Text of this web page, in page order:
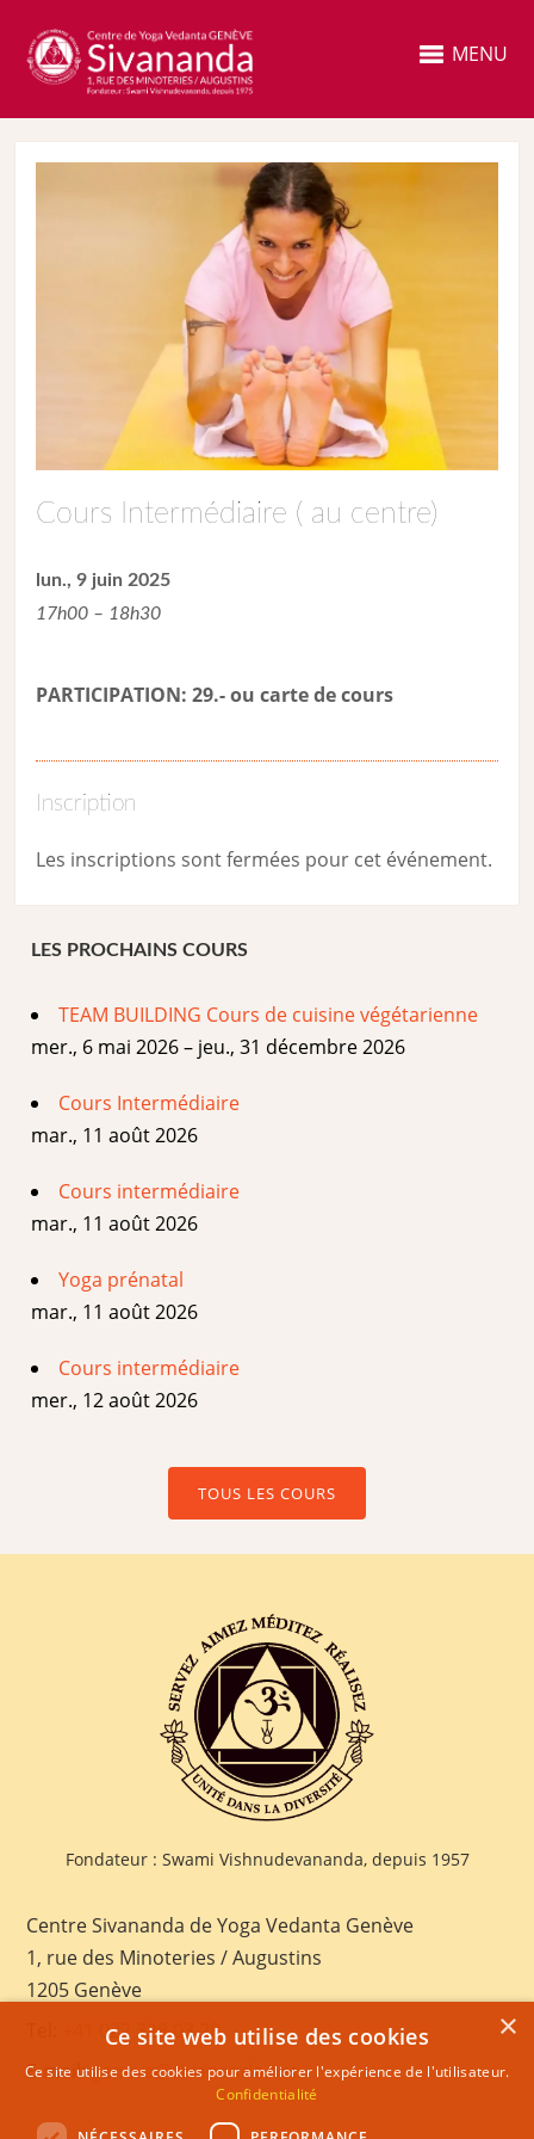
MENU
Cours Intermédiaire ( au centre)
lun., 9 juin 2025
17h00 – 18h30
PARTICIPATION: 29.- ou carte de cours
Inscription
Les inscriptions sont fermées pour cet événement.
LES PROCHAINS COURS
TEAM BUILDING Cours de cuisine végétarienne
mer., 6 mai 2026 – jeu., 31 décembre 2026
Cours Intermédiaire
mar., 11 août 2026
Cours intermédiaire
mar., 11 août 2026
Yoga prénatal
mar., 11 août 2026
Cours intermédiaire
mer., 12 août 2026
TOUS LES COURS
Fondateur : Swami Vishnudevananda, depuis 1957
Centre Sivananda de Yoga Vedanta Genève
1, rue des Minoteries / Augustins
1205 Genève
+41 022 328 03 28
E-mail:geneva@sivananda.net
×
Ce site web utilise des cookies
Ce site utilise des cookies pour améliorer l'expérience de l'utilisateur.
Confidentialité